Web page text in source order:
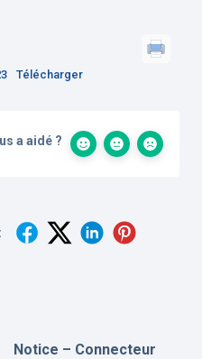
Télécharger
a aidé ?
Notice – Connecteur